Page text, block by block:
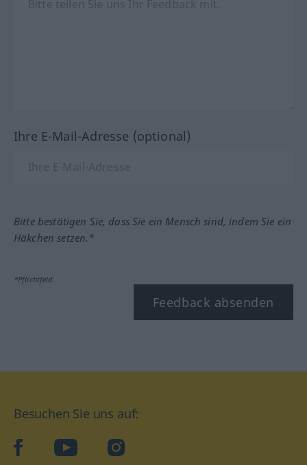
Ihre E-Mail-Adresse (optional)
Bitte bestätigen Sie, dass Sie ein Mensch sind, indem Sie ein
Häkchen setzen.*
*Pflichtfeld
Feedback absenden
Besuchen Sie uns auf:
facebookYouTube Instagram